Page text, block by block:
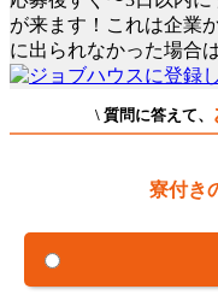
が来ます！これは企業
に出られなかった場合
\ 質問に答えて、
寮付き